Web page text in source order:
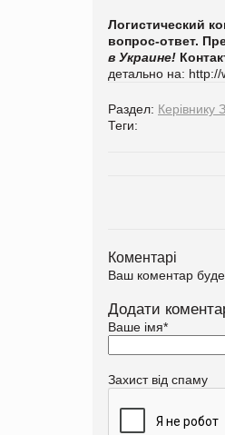
Логистический
вопрос-ответ.
в Украине!
детально на: http://
Раздел: Керівнику
Теги:
Коментарі
Ваш коментар
Додати
Ваше імя*
Захист від спаму